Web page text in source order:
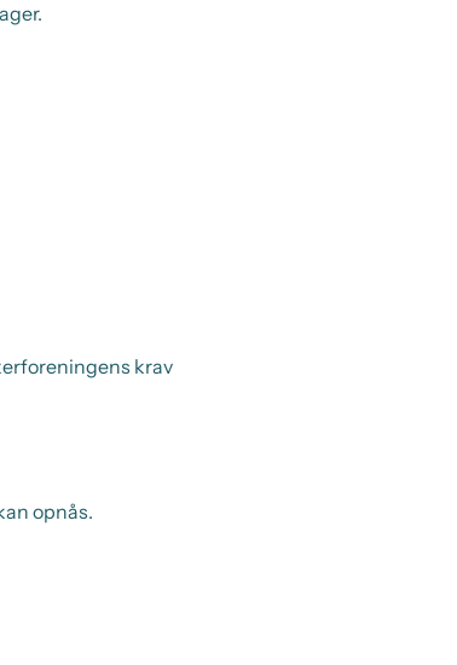
krav
opnås.